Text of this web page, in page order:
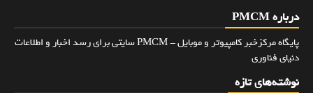
درباره PMCM
پایگاه مرکزخبر کامپیوتر و موبایل - PMCM سایتی برای رسد اخبار و اطلاعات
دنیای فناوری
نوشته‌های تازه